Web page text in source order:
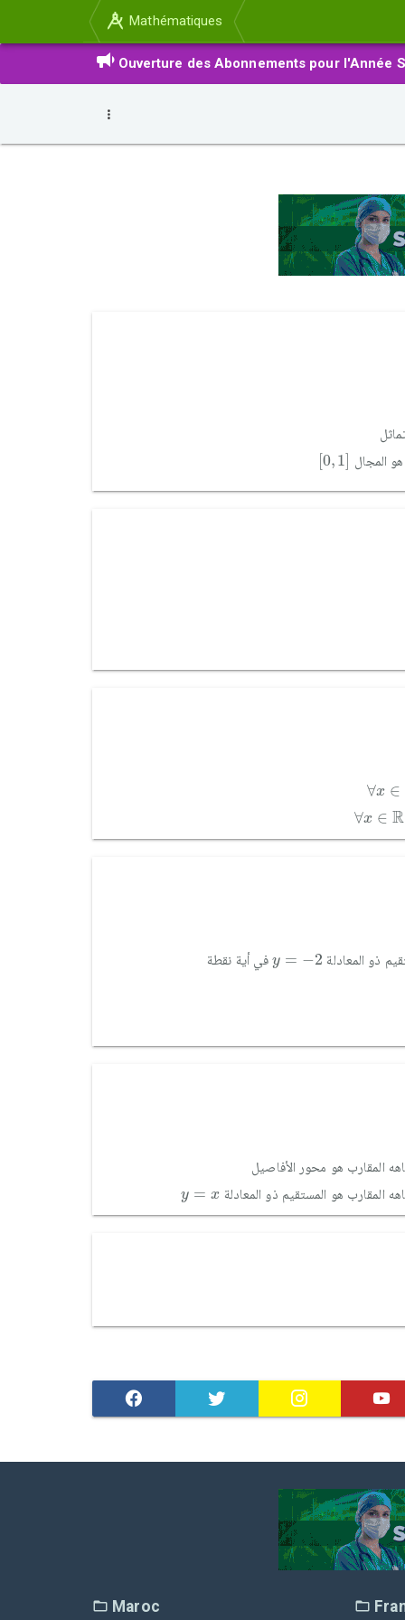
Mathématiques
Ouverture des Abonnements pour l'Année
0,1
[0 1]
∀x ∈
∀ ∈
∀x ∈ R
∀ ∈ ℝ;
ذو المعادلة y = −2
y= في أية نقطة
المقارب هو محور الأفاصيل
المقارب هو المستقيم ذو المعادلة y = x
y=x
Maroc